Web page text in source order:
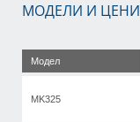
МОДЕЛИ И ЦЕНИ
Модел
MK325